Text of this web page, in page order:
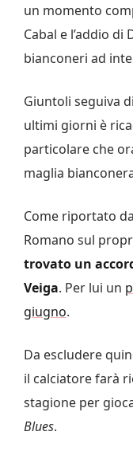
un momento
Cabal e l’addio
bianconeri ad
Giuntoli seguiva
ultimi giorni è
particolare che
maglia
Come riportato
Romano sul
trovato un
Veiga. Per lui un
giugno.
Da escludere
il calciatore farà
stagione per
Blues.